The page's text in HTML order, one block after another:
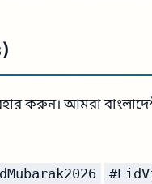
করুন। আমরা